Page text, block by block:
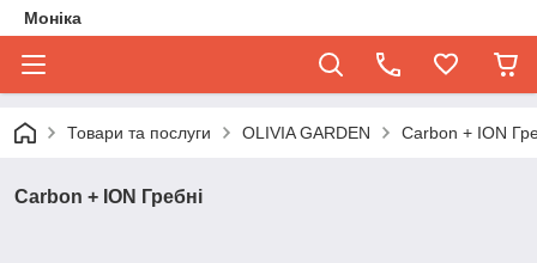
Моніка
Товари та послуги OLIVIA GARDEN Carbon + ION
Carbon + ION Гребні